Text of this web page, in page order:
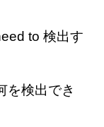
to 検出す
を検出でき